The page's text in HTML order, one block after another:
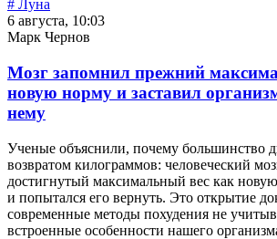
# Луна
6 августа, 10:03
Марк Чернов
Мозг запомнил прежний
новую норму и заставил
нему
Ученые объяснили, почему большинство
возвратом килограммов: человеческий
достигнутый максимальный вес как
и попытался его вернуть. Это открытие
современные методы похудения не
встроенные особенности нашего